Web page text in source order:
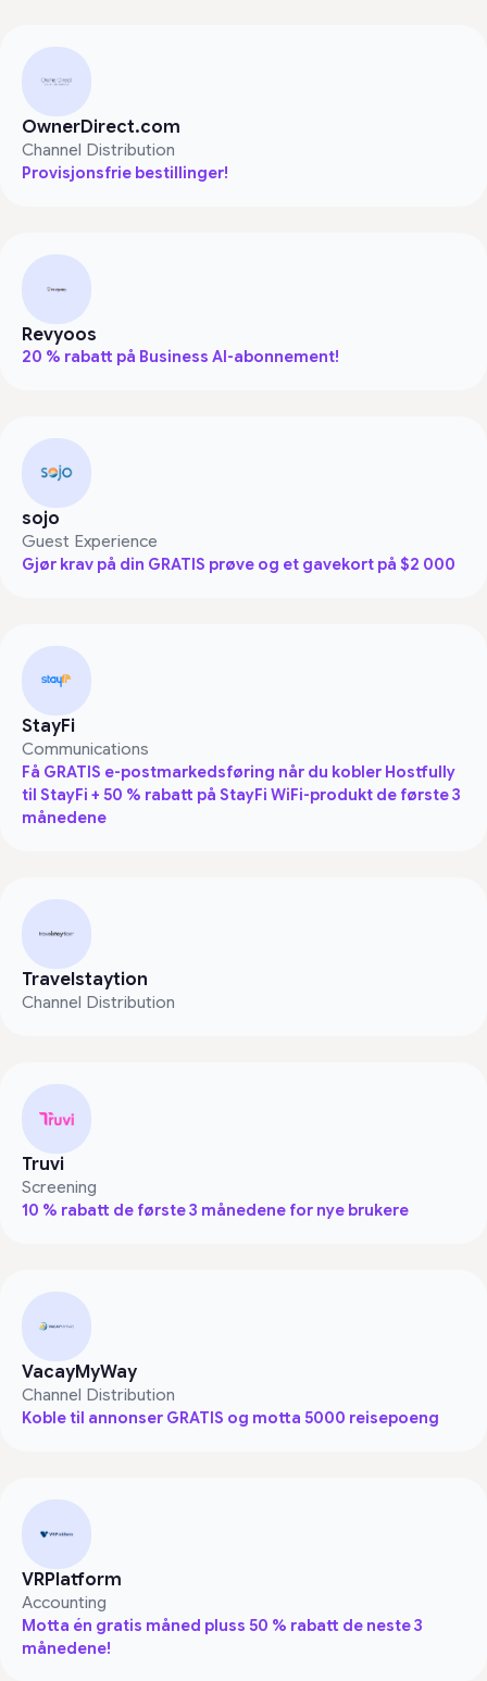
OwnerDirect.com
Channel Distribution
Provisjonsfrie bestillinger!
Revyoos
20 % rabatt på Business AI-abonnement!
sojo
Guest Experience
Gjør krav på din GRATIS prøve og et gavekort på $2 000
StayFi
Communications
Få GRATIS e-postmarkedsføring når du kobler Hostfully
til StayFi + 50 % rabatt på StayFi WiFi-produkt de første 3
månedene
Travelstaytion
Channel Distribution
Truvi
Screening
10 % rabatt de første 3 månedene for nye brukere
VacayMyWay
Channel Distribution
Koble til annonser GRATIS og motta 5000 reisepoeng
VRPlatform
Accounting
Motta én gratis måned pluss 50 % rabatt de neste 3
månedene!